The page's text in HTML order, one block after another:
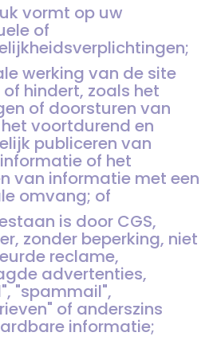
vormt op uw
of
werking van de site
hindert, zoals het
of doorsturen van
voortdurend en
publiceren van
of het
van informatie met een
omvang; of
is door CGS,
zonder beperking, niet
reclame,
advertenties,
"spammail",
of anderszins
informatie;